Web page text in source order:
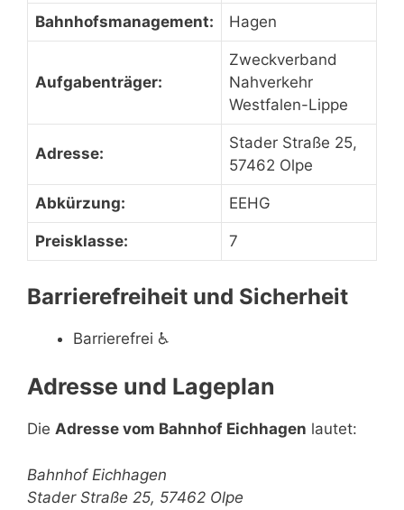
Bahnhofsmanagement: Hagen
Aufgabenträger:
Zweckverband
Nahverkehr
Westfalen-Lippe
Adresse:
Stader Straße 25,
57462 Olpe
Abkürzung: EEHG
Preisklasse: 7
Barrierefreiheit und Sicherheit
Barrierefrei ♿
Adresse und Lageplan
Die Adresse vom Bahnhof Eichhagen lautet:
Bahnhof Eichhagen
Stader Straße 25, 57462 Olpe